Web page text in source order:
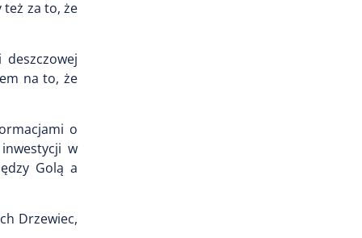
też za to, że
na to, że
o
w
Golą a
Drzewiec,